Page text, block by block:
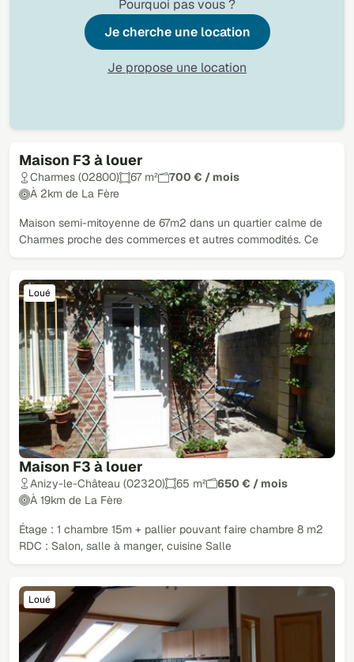
Maison F3 à louer
Loué
Charmes (02800) 67 m²
700 € / mois
À 2km de La Fère
Maison semi-mitoyenne de 67m2 dans un quartier calme de
Charmes proche des commerces et autres commodités. Ce
Maison F3 à louer
Loué
Anizy-le-Château (02320) 65 m²
650 € / mois
À 19km de La Fère
Étage : 1 chambre 15m + pallier pouvant faire chambre 8 m2
RDC : Salon, salle à manger, cuisine Salle
Loué
Pourquoi pas vous ?
Je cherche une location
Je propose une location